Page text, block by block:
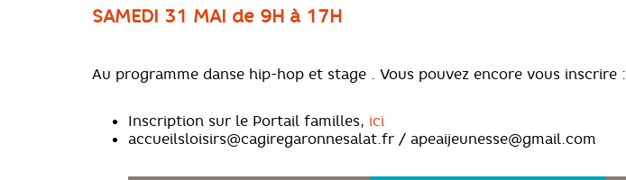
SAMEDI 31 MAI de 9H à 17H
Au programme danse hip-hop et stage . Vous pouvez encore vous inscrire :
Inscription sur le Portail familles, ici
accueilsloisirs@cagiregaronnesalat.fr / apeaijeunesse@gmail.com